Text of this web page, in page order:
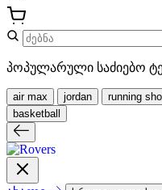
პოპულარული საძიებო
air max jordan running
basketball